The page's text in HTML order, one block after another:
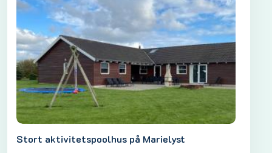
Stort aktivitetspoolhus på Marielyst